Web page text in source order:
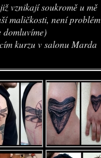
vznikají soukromě u mě
maličkosti, není problém
domluvíme)
kurzu v salonu Marda